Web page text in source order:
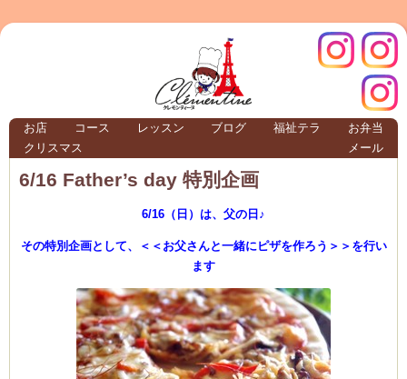
クレモンティーヌ – 新百合ヶ丘の料理教
お店 コース レッスン ブログ 福祉テラ
お弁当
クリスマス
メール
インス
クレモ
ンティ
6/16 Father’s day 特別企画
6/16（日）は、父の日♪
その特別企画として、＜＜お父さんと一緒にピザを作ろう＞＞を行い
ます